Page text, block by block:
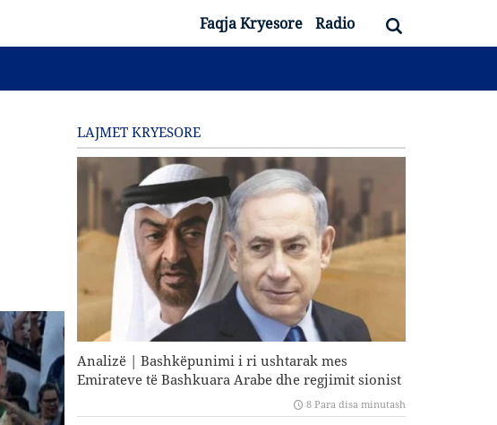
Faqja Kryesore Radio
LAJMET KRYESORE
Analizë | Bashkëpunimi i ri ushtarak mes
Emirateve të Bashkuara Arabe dhe regjimit sionist
8 Para disa minutash